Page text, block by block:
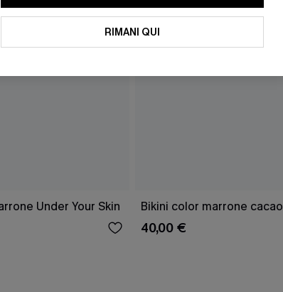
Under Your Skin Bikini color marrone cacao
40,00 €
RIMANI QUI